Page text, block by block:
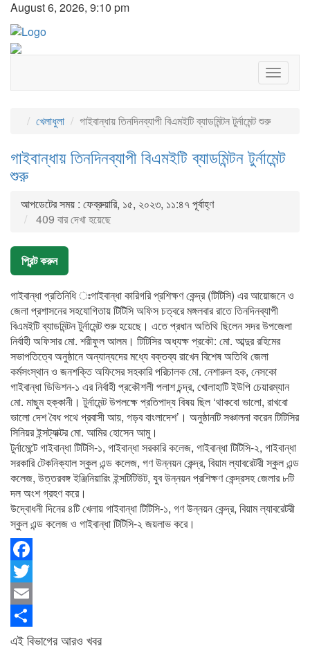
August 6, 2026, 9:10 pm
Toggle
খেলাধুলা
গাইবান্ধায় তিনদিনব্যাপী বিএমইটি ব্যাডমিন্টন টুর্নামেন্ট শুরু
গাইবান্ধায় তিনদিনব্যাপী বিএমইটি ব্যাডমিন্টন টুর্নামেন্ট
শুরু
আপডেটের সময় : ফেব্রুয়ারি, ১৫, ২০২৩, ১১:৪৭ পূর্বাহ্ণ
409 বার দেখা হয়েছে
প্রিন্ট করুন
গাইবান্ধা প্রতিনিধি ঃগাইবান্ধা কারিগরি প্রশিক্ষণ কেন্দ্র (টিটিসি) এর আয়োজনে ও
জেলা প্রশাসনের সহযোগিতায় টিটিসি অফিস চত্বরে মঙ্গলবার রাতে তিনদিনব্যাপী
বিএমইটি ব্যাডমিন্টন টুর্নামেন্ট শুরু হয়েছে। এতে প্রধান অতিথি ছিলেন সদর উপজেলা
নির্বাহী অফিসার মো. শরীফুল আলম। টিটিসির অধ্যক্ষ প্রকৌ: মো. আব্দুর রহিমের
সভাপতিত্বে অনুষ্ঠানে অন্যান্যদের মধ্যে বক্তব্য রাখেন বিশেষ অতিথি জেলা
কর্মসংস্থান ও জনশক্তি অফিসের সহকারি পরিচালক মো. নেশারুল হক, নেসকো
গাইবান্ধা ডিভিশন-১ এর নির্বাহী প্রকৌশলী পলাশ চন্দ্র, খোলাহাটি ইউপি চেয়ারম্যান
মো. মাছুম হক্কানী। টুর্নামেন্ট উপলক্ষে প্রতিপাদ্য বিষয় ছিল ‘থাকবো ভালো, রাখবো
ভালো দেশ বৈধ পথে প্রবাসী আয়, গড়ব বাংলাদেশ’। অনুষ্ঠানটি সঞ্চালনা করেন টিটিসির
সিনিয়র ইন্সট্যাক্টর মো. আমির হোসেন আমু।
টুর্নামেন্টে গাইবান্ধা টিটিসি-১, গাইবান্ধা সরকারি কলেজ, গাইবান্ধা টিটিসি-২, গাইবান্ধা
সরকারি টেকনিক্যাল স্কুল এন্ড কলেজ, গণ উন্নয়ন কেন্দ্র, বিয়াম ল্যাবরেটরী স্কুল এন্ড
কলেজ, উত্তরবঙ্গ ইঞ্জিনিয়ারিং ইন্সটিটিউট, যুব উন্নয়ন প্রশিক্ষণ কেন্দ্রসহ জেলার ৮টি
দল অংশ গ্রহণ করে।
উদ্বোধনী দিনের ৪টি খেলায় গাইবান্ধা টিটিসি-১, গণ উন্নয়ন কেন্দ্র, বিয়াম ল্যাবরেটরী
স্কুল এন্ড কলেজ ও গাইবান্ধা টিটিসি-২ জয়লাভ করে।
Facebook
Twitter
Email
Share
এই বিভাগের আরও খবর